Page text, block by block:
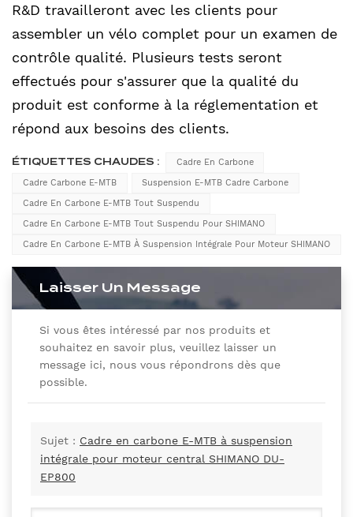
R&D travailleront avec les clients pour
assembler un vélo complet pour un examen de
contrôle qualité. Plusieurs tests seront
effectués pour s'assurer que la qualité du
produit est conforme à la réglementation et
répond aux besoins des clients.
ÉTIQUETTES CHAUDES :
Cadre En Carbone
Cadre Carbone E-MTB
Suspension E-MTB Cadre Carbone
Cadre En Carbone E-MTB Tout Suspendu
Cadre En Carbone E-MTB Tout Suspendu Pour SHIMANO
Cadre En Carbone E-MTB À Suspension Intégrale Pour Moteur SHIMANO
Laisser Un Message
Si vous êtes intéressé par nos produits et
souhaitez en savoir plus, veuillez laisser un
message ici, nous vous répondrons dès que
possible.
Sujet : Cadre en carbone E-MTB à suspension
intégrale pour moteur central SHIMANO DU-
EP800